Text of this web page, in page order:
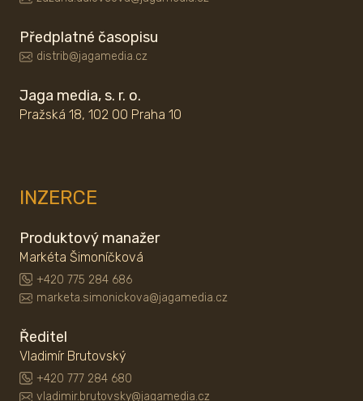
Předplatné časopisu
distrib@jagamedia.cz
Jaga media, s. r. o.
Pražská 18, 102 00 Praha 10
INZERCE
Produktový manažer
Markéta Šimoníčková
+420 775 284 686
marketa.simonickova@jagamedia.cz
Ředitel
Vladimír Brutovský
+420 777 284 680
vladimir.brutovsky@jagamedia.cz